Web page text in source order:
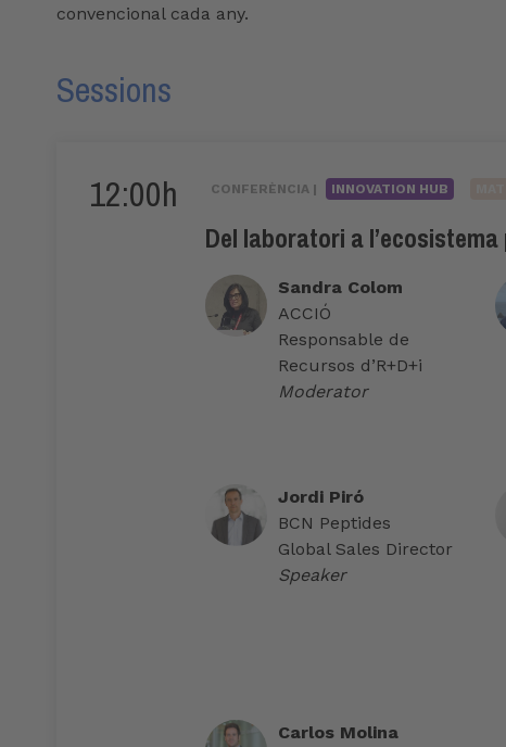
convencional cada any.
Sessions
12:00h CONFERÈNCIA | INNOVATION HUB
Del laboratori a
Sandra Colom
ACCIÓ
Responsable de
Recursos d’R+D+i
Moderator
Jordi Piró
BCN Peptides
Global Sales Director
Speaker
Carlos Molina